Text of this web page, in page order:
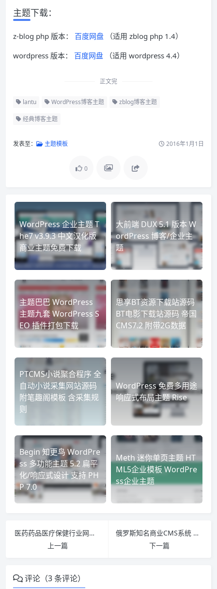
主题下载：
z-blog php 版本： 百度网盘
（适用 zblog php 1.4）
wordpress 版本：
百度网盘 （适用 wordpress 4.4）
正文完
lantu WordPress博客主题 zblog博客主题
经典博客主题
发表至： 主题模板 2016年1月1日
0
WordPress 企业主题 T
he7 v3.9.3 中文汉化版
商业主题免费下载
大前端 DUX 5.1 版本 W
ordPress 博客/企业主
题
主题巴巴 WordPress
主题九套 WordPress S
EO 插件打包下载
思享BT资源下载站源码
BT电影下载站源码 帝国
CMS7.2 附带2G数据
PTCMS小说聚合程序 全
自动小说采集网站源码
附笔趣阁模板 含采集规
则
WordPress 免费多用途
响应式布局主题 Rise
Begin 知更鸟 WordPre
ss 多功能主题 5.2 扁平
化/响应式设计 支持 PH
P 7.0
Meth 迷你单页主题 HT
ML5企业模板 WordPre
ss企业主题
医药药品医疗保健行业网站织梦模板源码
上一篇
俄罗斯知名商业CMS系统 功能强大 特别版 DataLife Engine V10.6 UTF8
下一篇
评论（3 条评论）